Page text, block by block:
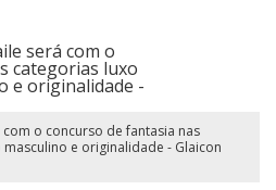
o concurso de fantasia nas
e originalidade - Glaicon